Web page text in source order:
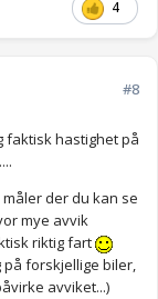
4
#8
faktisk hastighet på
der du kan se
mye avvik
riktig fart
forskjellige biler,
avviket...)